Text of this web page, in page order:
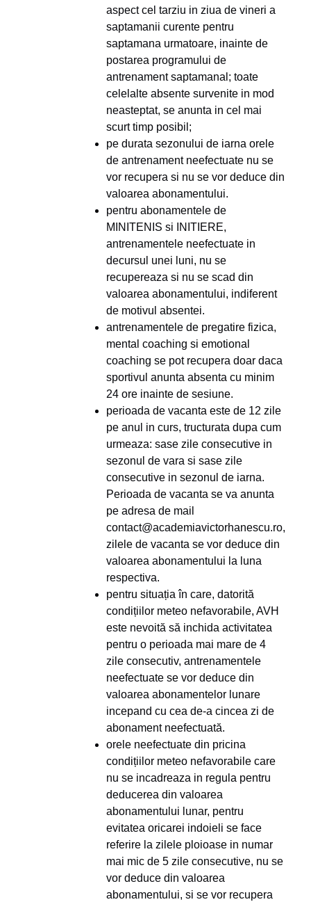
aspect cel tarziu in ziua de vineri a
saptamanii curente pentru
saptamana urmatoare, inainte de
postarea programului de
antrenament saptamanal; toate
celelalte absente survenite in mod
neasteptat, se anunta in cel mai
scurt timp posibil;
pe durata sezonului de iarna orele
de antrenament neefectuate nu se
vor recupera si nu se vor deduce din
valoarea abonamentului.
pentru abonamentele de
MINITENIS si INITIERE,
antrenamentele neefectuate in
decursul unei luni, nu se
recupereaza si nu se scad din
valoarea abonamentului, indiferent
de motivul absentei.
antrenamentele de pregatire fizica,
mental coaching si emotional
coaching se pot recupera doar daca
sportivul anunta absenta cu minim
24 ore inainte de sesiune.
perioada de vacanta este de 12 zile
pe anul in curs, tructurata dupa cum
urmeaza: sase zile consecutive in
sezonul de vara si sase zile
consecutive in sezonul de iarna.
Perioada de vacanta se va anunta
pe adresa de mail
contact@academiavictorhanescu.ro,
zilele de vacanta se vor deduce din
valoarea abonamentului la luna
respectiva.
pentru situația în care, datorită
condițiilor meteo nefavorabile, AVH
este nevoită să inchida activitatea
pentru o perioada mai mare de 4
zile consecutiv, antrenamentele
neefectuate se vor deduce din
valoarea abonamentelor lunare
incepand cu cea de-a cincea zi de
abonament neefectuată.
orele neefectuate din pricina
condițiilor meteo nefavorabile care
nu se incadreaza in regula pentru
deducerea din valoarea
abonamentului lunar, pentru
evitatea oricarei indoieli se face
referire la zilele ploioase in numar
mai mic de 5 zile consecutive, nu se
vor deduce din valoarea
abonamentului, si se vor recupera